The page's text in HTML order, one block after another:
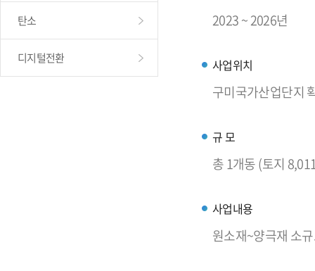
탄소
디지털전환
2023 ~ 2026년
사업위치
구미국가산업단지
규 모
총 1개동 (토지
사업내용
원소재~양극재 소